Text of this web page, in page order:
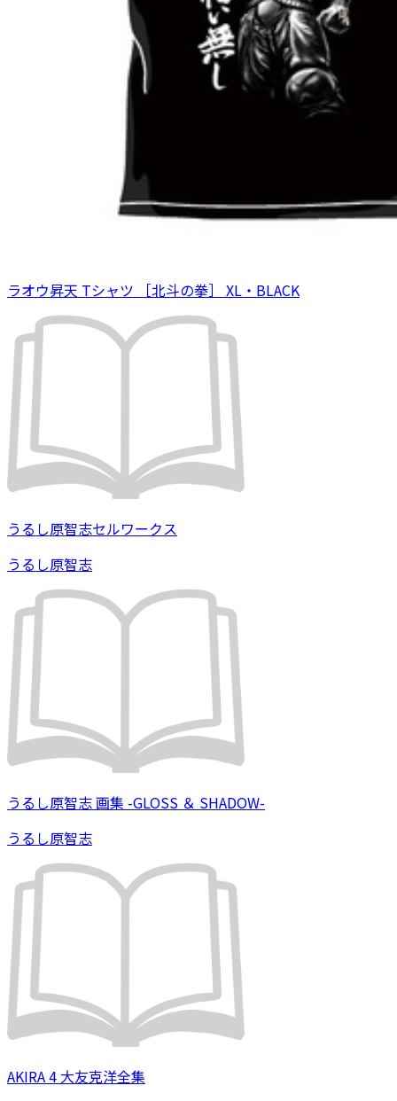
ラオウ昇天 Tシャツ ［北斗の拳］ XL・BLACK
うるし原智志セルワークス
うるし原智志
うるし原智志 画集 -GLOSS ＆ SHADOW-
うるし原智志
AKIRA 4 大友克洋全集